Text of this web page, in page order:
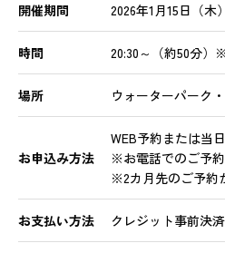
開催期間 2026年1月15日（木
時間 20:30～（約50分）
場所 ウォーターパーク
お申込み方法
WEB予約または当
※お電話でのご予約
※2カ月先のご予約
お支払い方法 クレジット事前決済